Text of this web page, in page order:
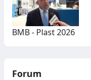
BMB - Plast 2026
Forum